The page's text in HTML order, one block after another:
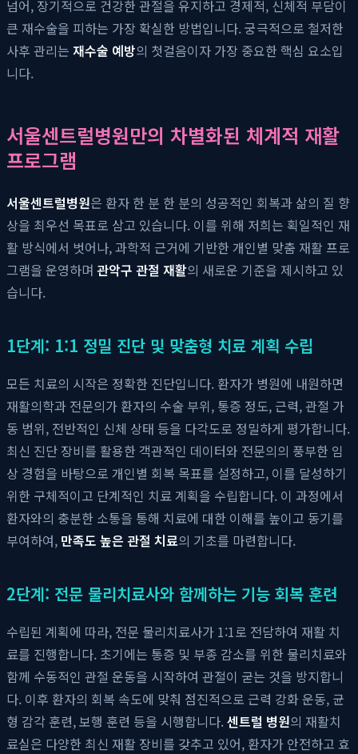
넘어, 장기적으로 건강한 관절을 유지하고 경제적, 신체적 부담이
큰 재수술을 피하는 가장 확실한 방법입니다. 궁극적으로 철저한
사후 관리는 재수술 예방의 첫걸음이자 가장 중요한 핵심 요소입
니다.
서울센트럴병원만의 차별화된 체계적 재활
프로그램
서울센트럴병원은 환자 한 분 한 분의 성공적인 회복과 삶의 질 향
상을 최우선 목표로 삼고 있습니다. 이를 위해 저희는 획일적인 재
활 방식에서 벗어나, 과학적 근거에 기반한 개인별 맞춤 재활 프로
그램을 운영하며 관악구 관절 재활의 새로운 기준을 제시하고 있
습니다.
1단계: 1:1 정밀 진단 및 맞춤형 치료 계획 수립
모든 치료의 시작은 정확한 진단입니다. 환자가 병원에 내원하면
재활의학과 전문의가 환자의 수술 부위, 통증 정도, 근력, 관절 가
동 범위, 전반적인 신체 상태 등을 다각도로 정밀하게 평가합니다.
최신 진단 장비를 활용한 객관적인 데이터와 전문의의 풍부한 임
상 경험을 바탕으로 개인별 회복 목표를 설정하고, 이를 달성하기
위한 구체적이고 단계적인 치료 계획을 수립합니다. 이 과정에서
환자와의 충분한 소통을 통해 치료에 대한 이해를 높이고 동기를
부여하여, 만족도 높은 관절 치료의 기초를 마련합니다.
2단계: 전문 물리치료사와 함께하는 기능 회복 훈련
수립된 계획에 따라, 전문 물리치료사가 1:1로 전담하여 재활 치
료를 진행합니다. 초기에는 통증 및 부종 감소를 위한 물리치료와
함께 수동적인 관절 운동을 시작하여 관절이 굳는 것을 방지합니
다. 이후 환자의 회복 속도에 맞춰 점진적으로 근력 강화 운동, 균
형 감각 훈련, 보행 훈련 등을 시행합니다.센트럴 병원의 재활치
료실은 다양한 최신 재활 장비를 갖추고 있어, 환자가 안전하고 효